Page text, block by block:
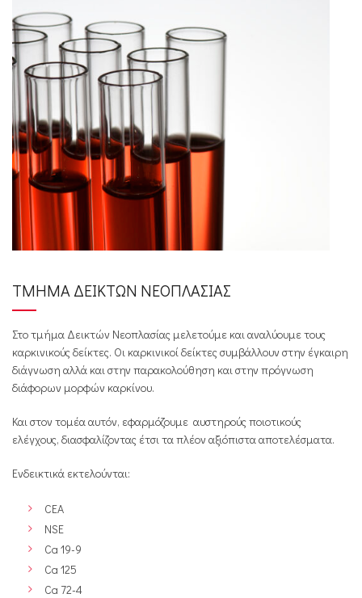
ΤΜΗΜΑ ΔΕΙΚΤΩΝ ΝΕΟΠΛΑΣΙΑΣ
Στο τμήμα Δεικτών Νεοπλασίας μελετούμε και αναλύουμε τους
καρκινικούς δείκτες. Οι καρκινικοί δείκτες συμβάλλουν στην έγκαιρη
διάγνωση αλλά και στην παρακολούθηση και στην πρόγνωση
διάφορων μορφών καρκίνου.
Και στον τομέα αυτόν, εφαρμόζουμε αυστηρούς ποιοτικούς
ελέγχους, διασφαλίζοντας έτσι τα πλέον αξιόπιστα αποτελέσματα.
Ενδεικτικά εκτελούνται:
CEA
NSE
Ca 19-9
Ca 125
Ca 72-4